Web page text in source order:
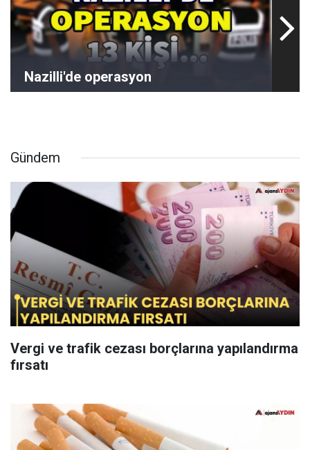
Nazilli'de operasyon
Gündem
Vergi ve trafik cezası borçlarına yapılandırma
fırsatı